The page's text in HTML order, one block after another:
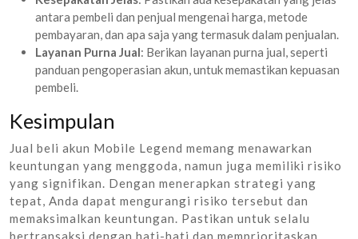
antara pembeli dan penjual mengenai harga, metode
pembayaran, dan apa saja yang termasuk dalam penjualan.
Layanan Purna Jual: Berikan layanan purna jual, seperti
panduan pengoperasian akun, untuk memastikan kepuasan
pembeli.
Kesimpulan
Jual beli akun Mobile Legend memang menawarkan
keuntungan yang menggoda, namun juga memiliki risiko
yang signifikan. Dengan menerapkan strategi yang
tepat, Anda dapat mengurangi risiko tersebut dan
memaksimalkan keuntungan. Pastikan untuk selalu
bertransaksi dengan hati-hati dan memprioritaskan